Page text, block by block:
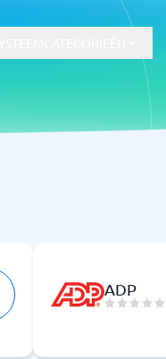
ADP